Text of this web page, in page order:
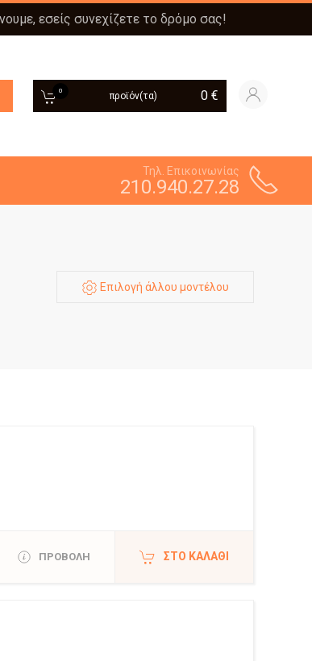
εσείς συνεχίζετε το δρόμο σας!
0 προϊόν(τα) 0 €
Τηλ. Επικοινωνίας
210.940.27.28
Επιλογή άλλου μοντέλου
ΠΡΟΒΟΛΗ ΣΤΟ ΚΑΛΆΘΙ